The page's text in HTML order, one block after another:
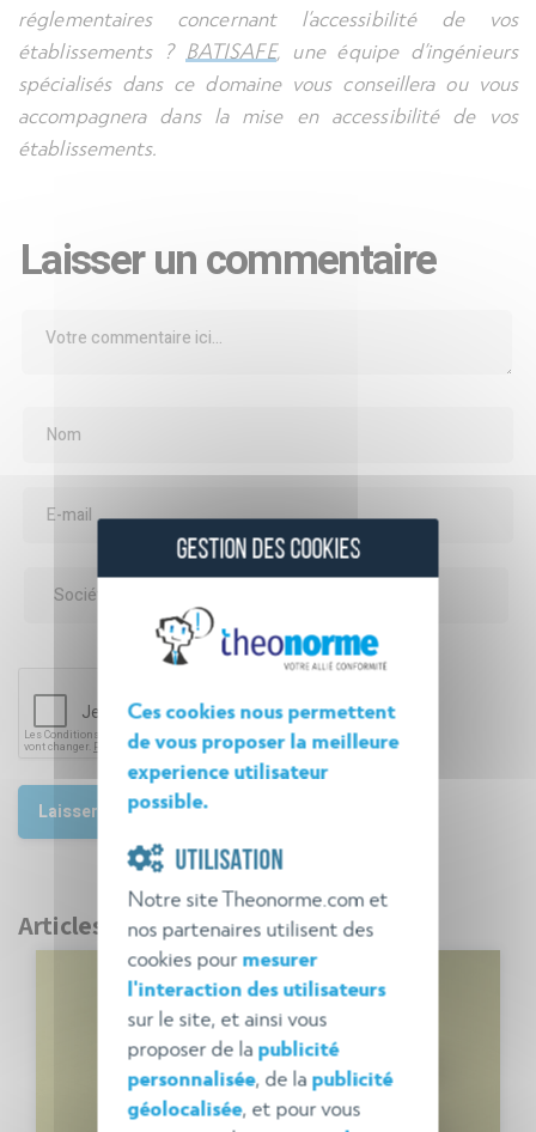
réglementaires concernant l’accessibilité de vos
établissements ? BATISAFE, une équipe d’ingénieurs
spécialisés dans ce domaine vous conseillera ou vous
accompagnera dans la mise en accessibilité de vos
établissements.
Laisser un commentaire
Articles récents
GESTION DES COOKIES
Ces cookies nous permettent
de vous proposer la meilleure
experience utilisateur
possible.
UTILISATION
Notre site Theonorme.com et
nos partenaires utilisent des
cookies pour mesurer
l'interaction des utilisateurs
sur le site, et ainsi vous
proposer de la publicité
personnalisée, de la publicité
géolocalisée, et pour vous